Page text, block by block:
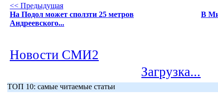
<< Предыдущая
На Подол может сползти 25 метров
Андреевского...
В
Новости СМИ2
Загрузка...
ТОП 10: самые читаемые статьи